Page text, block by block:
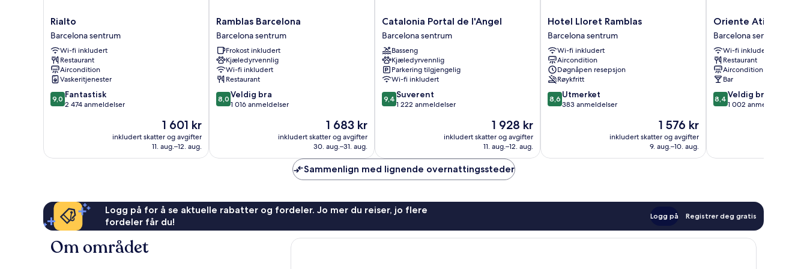
Rialto
Barcelona
sentrum
Rialto
Barcelona sentrum
Wi-fi inkludert
Restaurant
Aircondition
Vaskeritjenester
9.0
av
9,0 Fantastisk
2 474 anmeldelser
Prisen
er
1 601 kr
1 601 kr
inkludert skatter og avgifter
11. aug.–12. aug.
Ramblas
Barcelona
Barcelona
sentrum
Ramblas Barcelona
Barcelona sentrum
Frokost inkludert
Kjæledyrvennlig
Wi-fi inkludert
Restaurant
8.0
av
anmeldelser
8,0 Veldig bra
1 016 anmeldelser
Prisen
er
1 683 kr
1 683 kr
inkludert skatter og avgifter
30. aug.–31. aug.
Catalonia
Portal
de
l'Angel
Barcelona
sentrum
Catalonia Portal de l'Angel
Barcelona sentrum
Basseng
Kjæledyrvennlig
Parkering tilgjengelig
Wi-fi inkludert
9.4
av
9,4 Suverent
1 222 anmeldelser
Prisen
er
1 928 kr
1 928 kr
inkludert skatter og avgifter
11. aug.–12. aug.
Hotel
Lloret
Ramblas
Barcelona
sentrum
Hotel Lloret Ramblas
Barcelona sentrum
Wi-fi inkludert
Aircondition
Døgnåpen resepsjon
Røykfritt
8.6
av
8,6 Utmerket
383 anmeldelser
Prisen
er
1 576 kr
1 576 kr
inkludert skatter og avgifter
9. aug.–10. aug.
Oriente
Atiram
Barcelona
sentrum
Oriente Atiram
Barcelona sentrum
Wi-fi inkludert
Restaurant
Aircondition
Bar
8.4
av
anmeldelser
8,4 Veldig bra
1 002 anmeldelser
Sammenlign med lignende overnattingssteder
Logg på for å se aktuelle rabatter og fordeler. Jo mer du reiser, jo flere
fordeler får du!
Logg på Registrer deg gratis
Om området